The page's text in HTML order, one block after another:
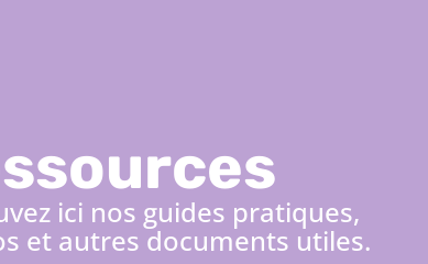
ici nos guides pratiques,
et autres documents utiles.